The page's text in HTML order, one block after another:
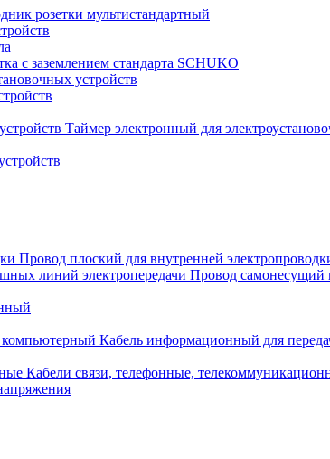
розетки мультистандартный
с заземлением стандарта SCHUKO
устройств
Таймер электронный для
Провод плоский для внутренней
Провод самонесущий
Кабель информационный для
Кабели связи, телефонные,